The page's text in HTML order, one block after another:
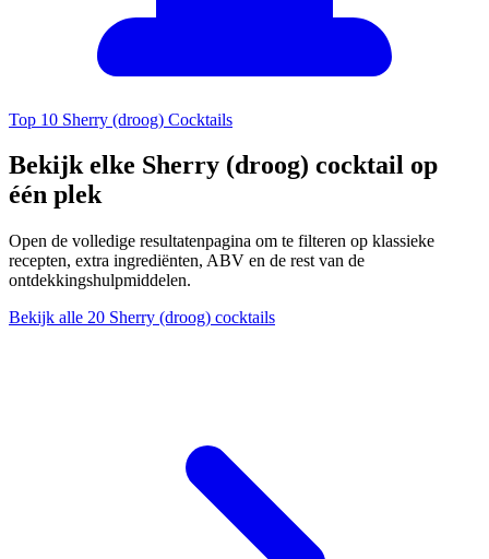
Top 10 Sherry (droog) Cocktails
Bekijk elke Sherry (droog) cocktail op
één plek
Open de volledige resultatenpagina om te filteren op klassieke
recepten, extra ingrediënten, ABV en de rest van de
ontdekkingshulpmiddelen.
Bekijk alle 20 Sherry (droog) cocktails